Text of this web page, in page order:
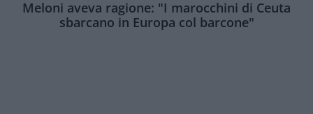
Meloni aveva ragione: "I marocchini di Ceuta
sbarcano in Europa col barcone"